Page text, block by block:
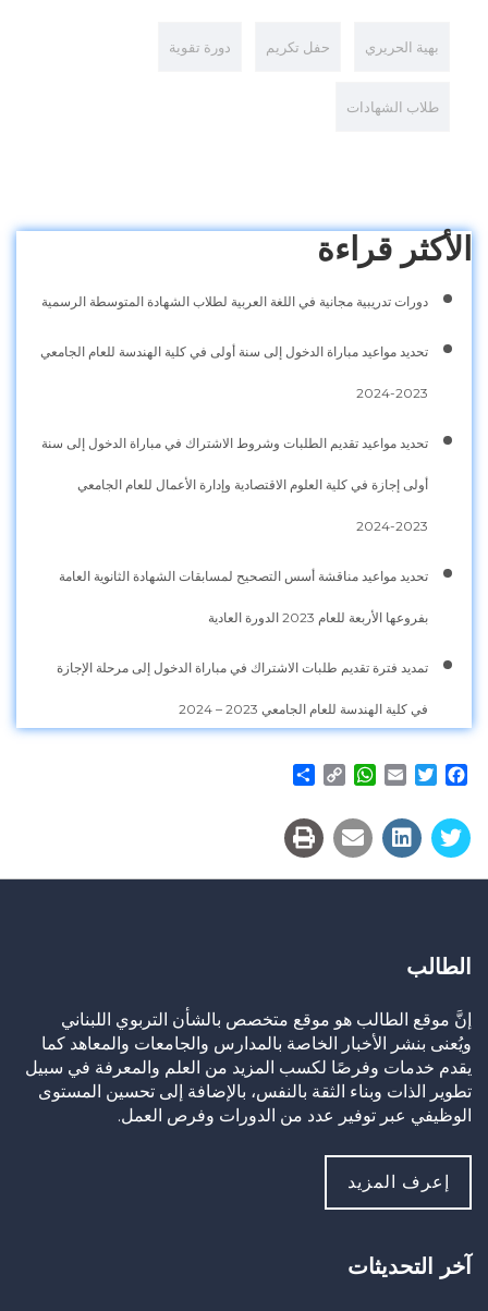
بهية الحريري حفل تكريم دورة تقوية
طلاب الشهادات
الأكثر قراءة
دورات تدريبية مجانية في اللغة العربية لطلاب الشهادة المتوسطة الرسمية
تحديد مواعيد مباراة الدخول إلى سنة أولى في كلية الهندسة للعام الجامعي
2023-2024
تحديد مواعيد تقديم الطلبات وشروط الاشتراك في مباراة الدخول إلى سنة
أولى إجازة في كلية العلوم الاقتصادية وإدارة الأعمال للعام الجامعي
2023-2024
تحديد مواعيد مناقشة أسس التصحيح لمسابقات الشهادة الثانوية العامة
بفروعها الأربعة للعام 2023 الدورة العادية
تمديد فترة تقديم طلبات الاشتراك في مباراة الدخول إلى مرحلة الإجازة
في كلية الهندسة للعام الجامعي 2023 – 2024
Facebook
Twitter
Email
WhatsApp
Copy
الطالب
إنَّ موقع الطالب هو موقع متخصص بالشأن التربوي اللبناني
ويُعنى بنشر الأخبار الخاصة بالمدارس والجامعات والمعاهد كما
يقدم خدمات وفرصًا لكسب المزيد من العلم والمعرفة في سبيل
تطوير الذات وبناء الثقة بالنفس، بالإضافة إلى تحسين المستوى
الوظيفي عبر توفير عدد من الدورات وفرص العمل.
إعرف المزيد
آخر التحديثات